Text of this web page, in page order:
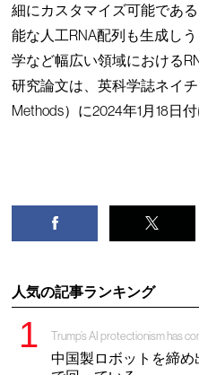
細にカスタマイズ可能であ
能な人工RNA配列も生成し
学など幅広い領域における
研究論文は、英科学誌ネイ
Methods）に2024年1月18日
人気の記事ランキング
Trump’s AI protectionism has
中国製ロボットを締